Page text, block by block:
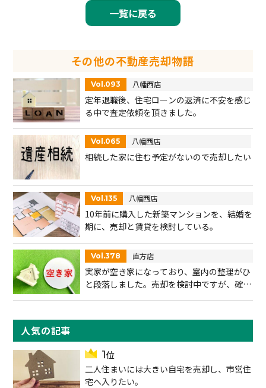
一覧に戻る
その他の不動産売却物語
Vol.093 八幡西店
定年退職後、住宅ローンの返済に不安を感じ
る中で査定依頼を頂きました。
Vol.065 八幡西店
相続した家に住む予定がないので売却したい
Vol.135 八幡西店
10年前に購入した新築マンションを、結婚を
期に、売却と賃貸を検討している。
Vol.378 直方店
実家が空き家になっており、室内の整理がひ
と段落しました。売却を検討中ですが、確実
人気の記事
二人住まいには大きい自宅を売却し、市営住
宅へ入りたい。